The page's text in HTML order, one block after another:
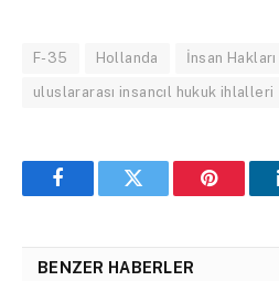
F-35 Hollanda İnsan Hakları
uluslararası insancıl hukuk ihlalleri
FacebookTwitter Pinterest
BENZER HABERLER